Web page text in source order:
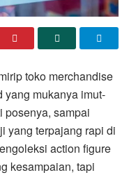
toko merchandise
mukanya imut-
posenya, sampai
yang terpajang rapi di
action figure
kesampaian, tapi